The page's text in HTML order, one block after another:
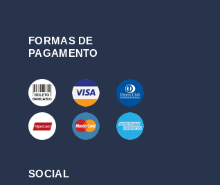
FORMAS DE
PAGAMENTO
SOCIAL